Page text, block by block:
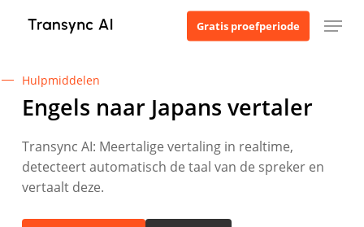
hoofdinhoud
Gratis proefperiode Menu
Hulpmiddelen
Engels naar Japans vertaler
Transync AI: Meertalige vertaling in realtime,
detecteert automatisch de taal van de spreker en
vertaalt deze.